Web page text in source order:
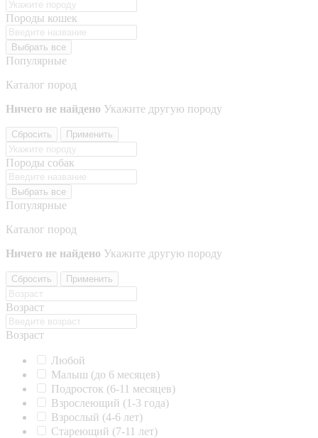
Породы кошек
Выбрать все
Популярные
Каталог пород
Ничего не найдено Укажите другую породу
Сбросить Применить
Породы собак
Выбрать все
Популярные
Каталог пород
Ничего не найдено Укажите другую породу
Сбросить Применить
Возраст
Возраст
Любой
Малыш (до 6 месяцев)
Подросток (6-11 месяцев)
Взрослеющий (1-3 года)
Взрослый (4-6 лет)
Стареющий (7-11 лет)